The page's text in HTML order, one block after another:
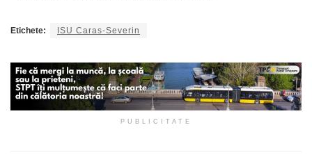
Etichete: ISU Caras-Severin
PUBLICITATE